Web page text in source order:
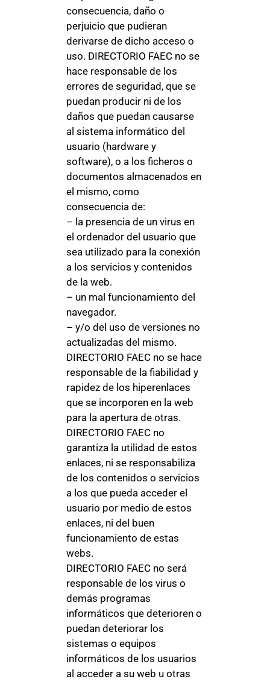
consecuencia, daño o
perjuicio que pudieran
derivarse de dicho acceso o
uso. DIRECTORIO FAEC no se
hace responsable de los
errores de seguridad, que se
puedan producir ni de los
daños que puedan causarse
al sistema informático del
usuario (hardware y
software), o a los ficheros o
documentos almacenados en
el mismo, como
consecuencia de:
– la presencia de un virus en
el ordenador del usuario que
sea utilizado para la conexión
a los servicios y contenidos
de la web.
– un mal funcionamiento del
navegador.
– y/o del uso de versiones no
actualizadas del mismo.
DIRECTORIO FAEC no se hace
responsable de la fiabilidad y
rapidez de los hiperenlaces
que se incorporen en la web
para la apertura de otras.
DIRECTORIO FAEC no
garantiza la utilidad de estos
enlaces, ni se responsabiliza
de los contenidos o servicios
a los que pueda acceder el
usuario por medio de estos
enlaces, ni del buen
funcionamiento de estas
webs.
DIRECTORIO FAEC no será
responsable de los virus o
demás programas
informáticos que deterioren o
puedan deteriorar los
sistemas o equipos
informáticos de los usuarios
al acceder a su web u otras